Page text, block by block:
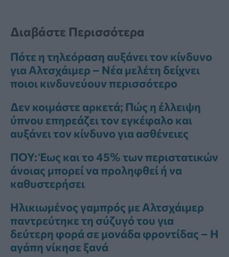
Διαβάστε Περισσότερα
Πότε η τηλεόραση αυξάνει τον κίνδυνο
για Αλτσχάιμερ – Νέα μελέτη δείχνει
ποιοι κινδυνεύουν περισσότερο
Δεν κοιμάστε αρκετά; Πώς η έλλειψη
ύπνου επηρεάζει τον εγκέφαλο και
αυξάνει τον κίνδυνο για ασθένειες
ΠΟΥ: Έως και το 45% των περιστατικών
άνοιας μπορεί να προληφθεί ή να
καθυστερήσει
Ηλικιωμένος γαμπρός με Αλτσχάιμερ
παντρεύτηκε τη σύζυγό του για
δεύτερη φορά σε μονάδα φροντίδας – Η
αγάπη νίκησε ξανά